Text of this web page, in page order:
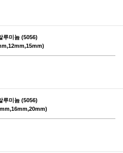
루미늄 (5056)
루미늄 (5056)